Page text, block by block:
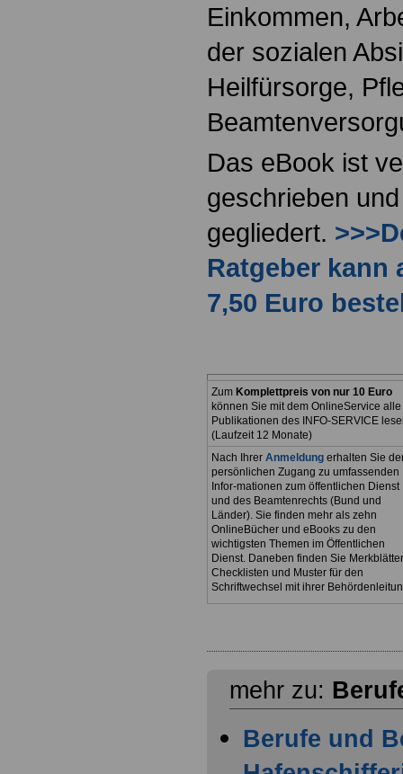
Einkommen,
der sozialen
Heilfürsorge,
Das eBook ist
geschrieben
gegliedert.
Ratgeber kann
7,50 Euro
Zum Komplettpreis von nur 10 Euro
können Sie mit dem OnlineService alle
Publikationen des INFO-SERVICE
(Laufzeit 12 Monate)
Nach Ihrer Anmeldung erhalten Sie
persönlichen Zugang zu umfassenden
Infor-mationen zum öffentlichen Dienst
und des Beamtenrechts (Bund und
Länder). Sie finden mehr als zehn
OnlineBücher und eBooks zu den
wichtigsten Themen im Öffentlichen
Dienst. Daneben finden Sie
Checklisten und Muster für den
Schriftwechsel mit ihrer
mehr zu:
Berufe und